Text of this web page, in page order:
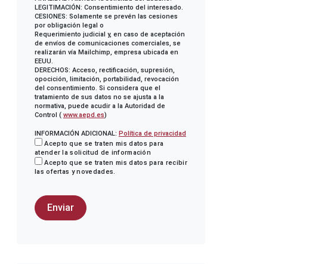
LEGITIMACIÓN: Consentimiento del interesado.
CESIONES: Solamente se prevén las cesiones
por obligación legal o
Requerimiento judicial y, en caso de aceptación
de envíos de comunicaciones comerciales, se
realizarán vía Mailchimp, empresa ubicada en
EEUU.
DERECHOS: Acceso, rectificación, supresión,
opocición, limitación, portabilidad, revocación
del consentimiento. Si considera que el
tratamiento de sus datos no se ajusta a la
normativa, puede acudir a la Autoridad de
Control ( www.aepd.es)
INFORMACIÓN ADICIONAL: Política de privacidad
Acepto que se traten mis datos para
atender la solicitud de información
Acepto que se traten mis datos para recibir
las ofertas y novedades.